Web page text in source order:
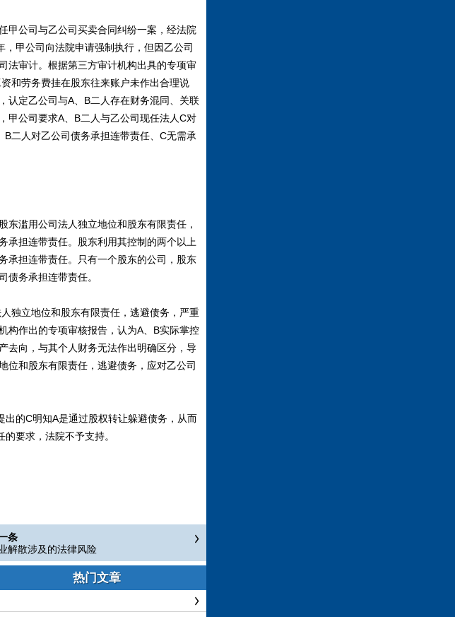
公司与乙公司买卖合同纠纷一案，经法院
甲公司向法院申请强制执行，但因乙公司
法审计。根据第三方审计机构出具的专项审
和劳务费挂在股东往来账户未作出合理说
认定乙公司与A、B二人存在财务混同、关联
甲公司要求A、B二人与乙公司现任法人C对
二人对乙公司债务承担连带责任、C无需承
滥用公司法人独立地位和股东有限责任，
承担连带责任。股东利用其控制的两个以上
承担连带责任。只有一个股东的公司，股东
债务承担连带责任。
立地位和股东有限责任，逃避债务，严重
构作出的专项审核报告，认为A、B实际掌控
去向，与其个人财务无法作出明确区分，导
位和股东有限责任，逃避债务，应对乙公司
的C明知A是通过股权转让躲避债务，从而
要求，法院不予支持。
条
解散涉及的法律风险
热门文章